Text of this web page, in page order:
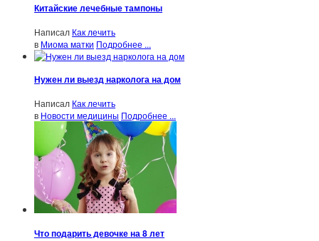
Китайские лечебные тампоны
Написал Как лечить
в Миома матки Подробнее ...
Нужен ли выезд нарколога на дом
Написал Как лечить
в Новости медицины Подробнее ...
Что подарить девочке на 8 лет